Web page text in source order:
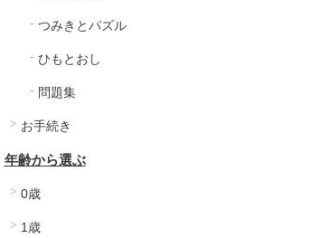
1,100 税込
カートに入れる
つみきとパズル
ひもとおし
問題集
お手続き
年齢から選ぶ
0歳
1歳